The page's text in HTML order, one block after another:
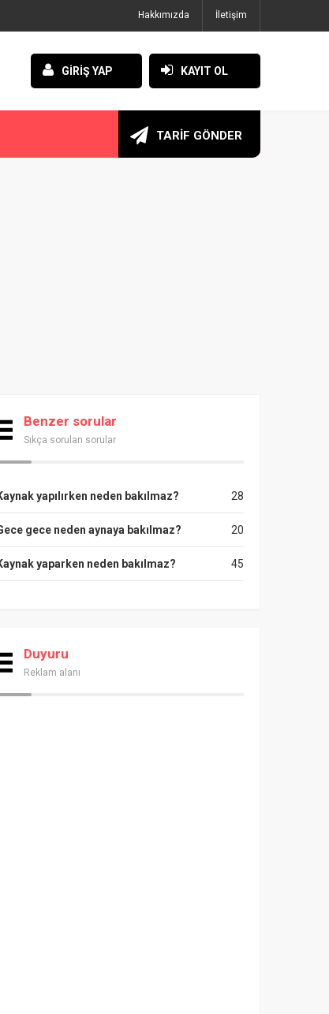
Hakkımızda İletişim
GİRİŞ YAP KAYIT OL
TARİF GÖNDER
Benzer sorular
Sıkça sorulan sorular
28
yapılırken neden bakılmaz?
20
gece neden aynaya bakılmaz?
45
yaparken neden bakılmaz?
Duyuru
Reklam alanı